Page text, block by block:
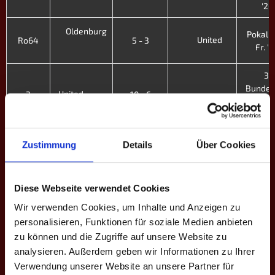
Zustimmung Details Über Cookies
Diese Webseite verwendet Cookies
Wir verwenden Cookies, um Inhalte und Anzeigen zu
personalisieren, Funktionen für soziale Medien anbieten
zu können und die Zugriffe auf unsere Website zu
analysieren. Außerdem geben wir Informationen zu Ihrer
Verwendung unserer Website an unsere Partner für
'26
Ro64
Oldenburg
5 - 3
United
Pokal -
Fr.
3 United
10 - 6
Rheinshooters
3.
A -
A -
1 United 1 - 15 Viersen
A -
Rieberg
United